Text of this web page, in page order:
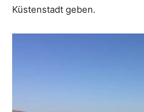
Küstenstadt geben.